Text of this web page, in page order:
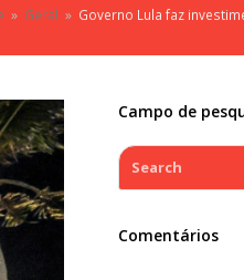
» Geral » Governo Lula faz
Campo de
Search
Comentários